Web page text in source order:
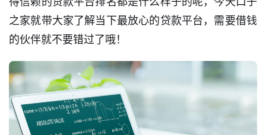
之家就带大家了解当下最放心的贷款平台，需要借钱
的伙伴就不要错过了哦！